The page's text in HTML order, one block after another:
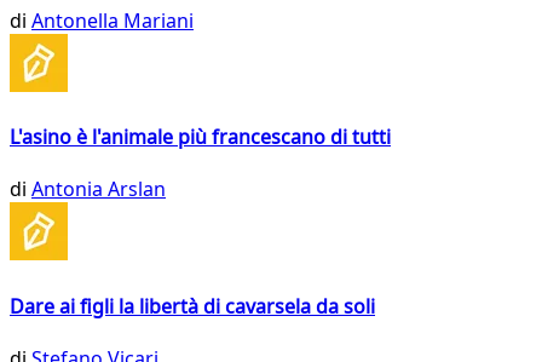
di Antonella Mariani
L'asino è l'animale più francescano di tutti
di Antonia Arslan
Dare ai figli la libertà di cavarsela da soli